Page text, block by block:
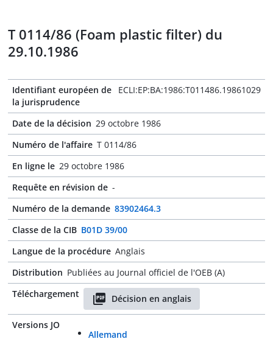
T 0114/86 (Foam plastic filter) du
29.10.1986
Identifiant européen de
la jurisprudence
ECLI:EP:BA:1986:T011486.19861029
Date de la décision 29 octobre 1986
Numéro de l'affaire T 0114/86
En ligne le 29 octobre 1986
Requête en révision de -
Numéro de la demande 83902464.3
Classe de la CIB B01D 39/00
Langue de la procédure Anglais
Distribution Publiées au Journal officiel de l'OEB (A)
Téléchargement
Décision en anglais
Versions JO
Allemand